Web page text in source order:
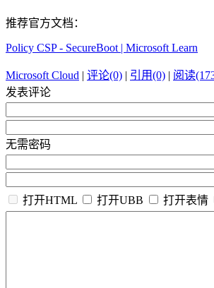
推荐官方文档：
Policy CSP - SecureBoot | Microsoft Learn
Microsoft Cloud | 评论(0) | 引用(0) | 阅读
发表评论
无需密码
打开HTML
打开UBB 打开表情